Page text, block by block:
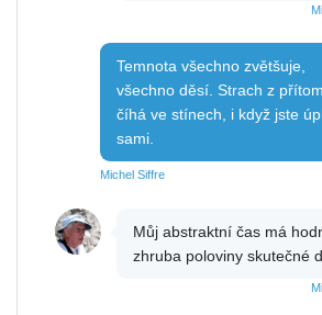
Temnota všechno zvětšuje,
všechno děsí. Strach z
číhá ve stínech, i když jste
sami.
Michel Siffre
Můj abstraktní čas má
zhruba poloviny skutečné